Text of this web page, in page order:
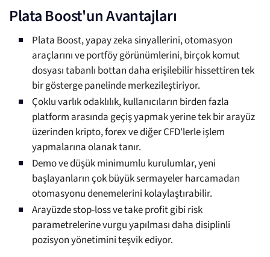
Plata Boost'un Avantajları
Plata Boost, yapay zeka sinyallerini, otomasyon
araçlarını ve portföy görünümlerini, birçok komut
dosyası tabanlı bottan daha erişilebilir hissettiren tek
bir gösterge panelinde merkezileştiriyor.
Çoklu varlık odaklılık, kullanıcıların birden fazla
platform arasında geçiş yapmak yerine tek bir arayüz
üzerinden kripto, forex ve diğer CFD'lerle işlem
yapmalarına olanak tanır.
Demo ve düşük minimumlu kurulumlar, yeni
başlayanların çok büyük sermayeler harcamadan
otomasyonu denemelerini kolaylaştırabilir.
Arayüzde stop-loss ve take profit gibi risk
parametrelerine vurgu yapılması daha disiplinli
pozisyon yönetimini teşvik ediyor.